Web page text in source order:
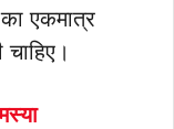
एकमात्र